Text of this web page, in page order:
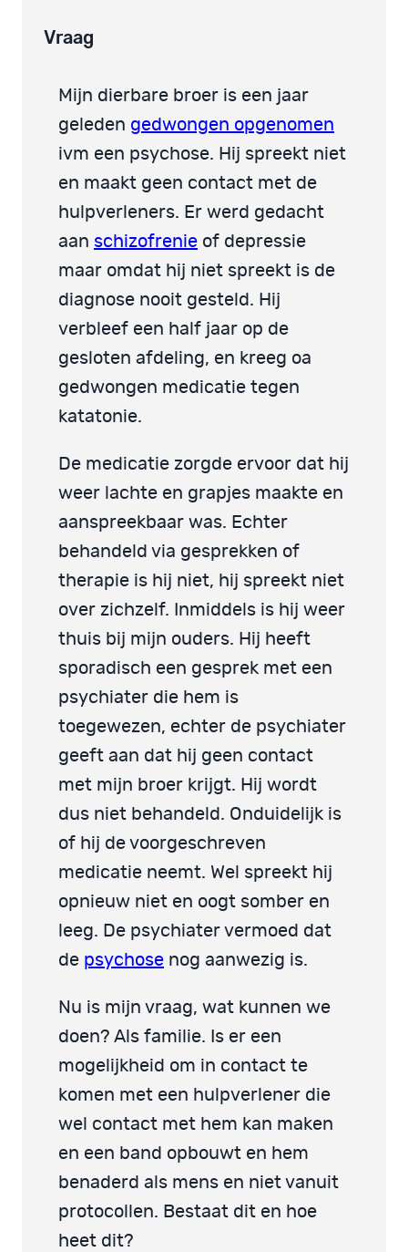
Vraag
Mijn dierbare broer is een jaar
geleden gedwongen opgenomen
ivm een psychose. Hij spreekt niet
en maakt geen contact met de
hulpverleners. Er werd gedacht
aan schizofrenie of depressie
maar omdat hij niet spreekt is de
diagnose nooit gesteld. Hij
verbleef een half jaar op de
gesloten afdeling, en kreeg oa
gedwongen medicatie tegen
katatonie.
De medicatie zorgde ervoor dat hij
weer lachte en grapjes maakte en
aanspreekbaar was. Echter
behandeld via gesprekken of
therapie is hij niet, hij spreekt niet
over zichzelf. Inmiddels is hij weer
thuis bij mijn ouders. Hij heeft
sporadisch een gesprek met een
psychiater die hem is
toegewezen, echter de psychiater
geeft aan dat hij geen contact
met mijn broer krijgt. Hij wordt
dus niet behandeld. Onduidelijk is
of hij de voorgeschreven
medicatie neemt. Wel spreekt hij
opnieuw niet en oogt somber en
leeg. De psychiater vermoed dat
de psychose nog aanwezig is.
Nu is mijn vraag, wat kunnen we
doen? Als familie. Is er een
mogelijkheid om in contact te
komen met een hulpverlener die
wel contact met hem kan maken
en een band opbouwt en hem
benaderd als mens en niet vanuit
protocollen. Bestaat dit en hoe
heet dit?